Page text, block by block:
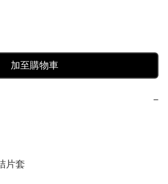
加至購物車
−
片套